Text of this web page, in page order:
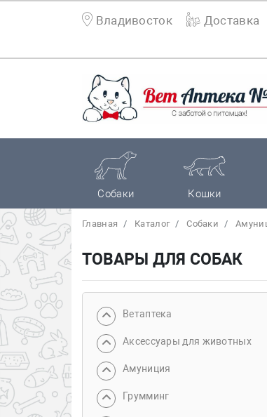
Владивосток Доставка
Собаки Кошки
Главная Каталог Собаки
ТОВАРЫ ДЛЯ СОБАК
Bетаптека
Аксессуары для животных
Амуниция
Грумминг